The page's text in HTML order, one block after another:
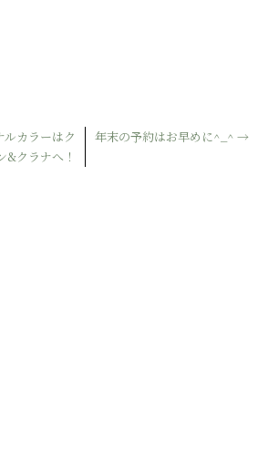
カラーはク
&クラナへ！
年末の予約はお早めに^_^ →